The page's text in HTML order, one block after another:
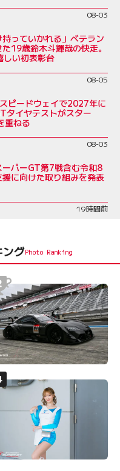
08-03
持っていかれる」ベテラン
19歳鈴木斗輝哉の快走。
しい初表彰台
08-05
ピードウェイで2027年に
タイヤテストがスター
重ねる
08-03
ーパーGT第7戦含む令和8
に向けた取り組みを発表
19時間前
グ